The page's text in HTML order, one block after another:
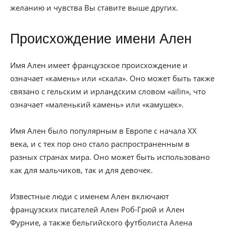
желанию и чувства Вы ставите выше других.
Происхождение имени Ален
Имя Ален имеет французское происхождение и
означает «камень» или «скала». Оно может быть также
связано с гельским и ирландским словом «ailin», что
означает «маленький камень» или «камушек».
Имя Ален было популярным в Европе с начала XX
века, и с тех пор оно стало распространенным в
разных странах мира. Оно может быть использовано
как для мальчиков, так и для девочек.
Известные люди с именем Ален включают
французских писателей Ален Роб-Грюй и Ален
Фурние, а также бельгийского футболиста Алена